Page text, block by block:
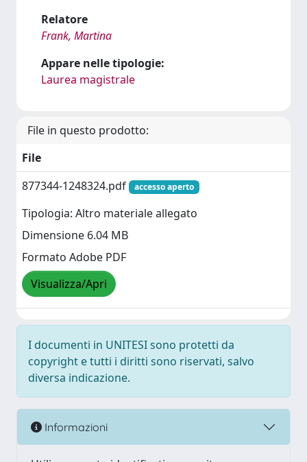
Relatore
Frank, Martina
Appare nelle tipologie:
Laurea magistrale
File in questo prodotto:
File
877344-1248324.pdf
accesso aperto
Tipologia: Altro materiale allegato
Dimensione 6.04 MB
Formato Adobe PDF
Visualizza/Apri
I documenti in UNITESI sono protetti da
copyright e tutti i diritti sono riservati, salvo
diversa indicazione.
Informazioni